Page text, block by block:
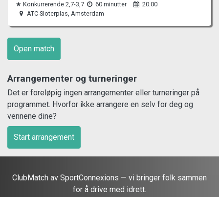
★ Konkurrerende 2,7-3,7
60 minutter
20:00
ATC Sloterplas, Amsterdam
Open match
Arrangementer og turneringer
Det er foreløpig ingen arrangementer eller turneringer på
programmet. Hvorfor ikke arrangere en selv for deg og
vennene dine?
Start arrangement
ClubMatch av SportConnexions — vi bringer folk sammen
for å drive med idrett.